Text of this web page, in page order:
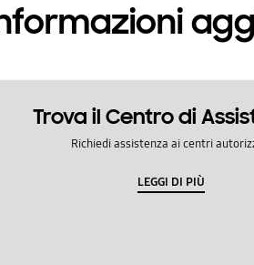
Trova il Centro di
Richiedi assistenza ai centri
LEGGI DI PIÙ